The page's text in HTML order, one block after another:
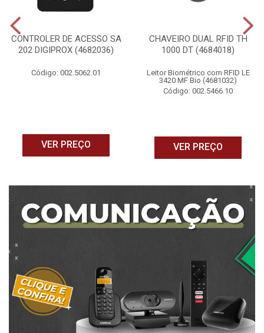
CONTROLER DE ACESSO SA
202 DIGIPROX (4682036)
Código: 002.5062.01
VER PREÇO
CHAVEIRO DUAL RFID TH
1000 DT (4684018)
Leitor Biométrico com RFID LE
3420 MF Bio (4681032)
Código: 002.5466.10
VER PREÇO